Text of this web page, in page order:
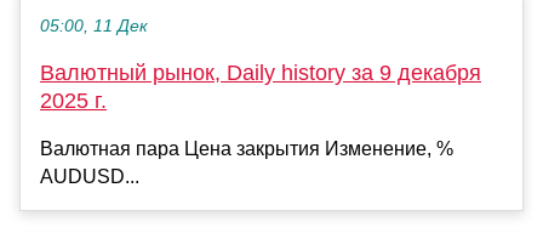
05:00, 11 Дек
Валютный рынок, Daily history за 9 декабря
2025 г.
Валютная пара Цена закрытия Изменение, %
AUDUSD...